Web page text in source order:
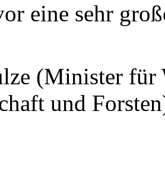
eine sehr
(Minister für
und